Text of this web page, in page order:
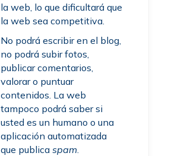
la web, lo que dificultará que
la web sea competitiva.
No podrá escribir en el blog,
no podrá subir fotos,
publicar comentarios,
valorar o puntuar
contenidos. La web
tampoco podrá saber si
usted es un humano o una
aplicación automatizada
que publicaspam.